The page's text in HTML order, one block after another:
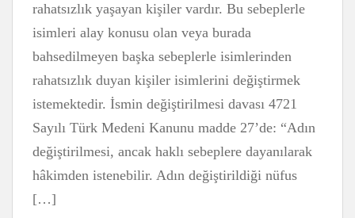
rahatsızlık yaşayan kişiler vardır. Bu sebeplerle
isimleri alay konusu olan veya burada
bahsedilmeyen başka sebeplerle isimlerinden
rahatsızlık duyan kişiler isimlerini değiştirmek
istemektedir. İsmin değiştirilmesi davası 4721
Sayılı Türk Medeni Kanunu madde 27’de: “Adın
değiştirilmesi, ancak haklı sebeplere dayanılarak
hâkimden istenebilir. Adın değiştirildiği nüfus
[…]